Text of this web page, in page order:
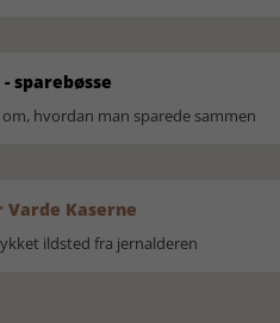
sparebøsse
hvordan man sparede sammen
Kaserne
ildsted fra jernalderen